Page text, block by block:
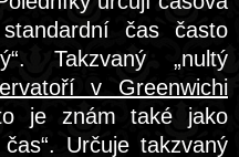
čas často
Takzvaný „nultý
v Greenwichi
je znám také jako
Určuje takzvaný